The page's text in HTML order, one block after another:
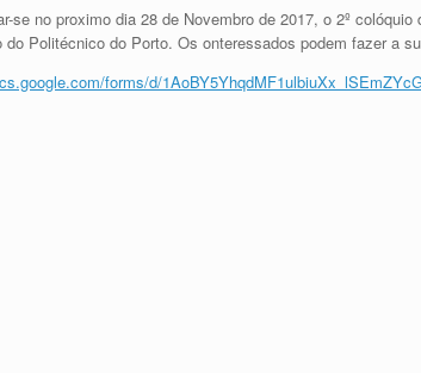
se no proximo dia 28 de Novembro de 2017, o 2º
do Politécnico do Porto. Os onteressados podem fazer a
forms/d/